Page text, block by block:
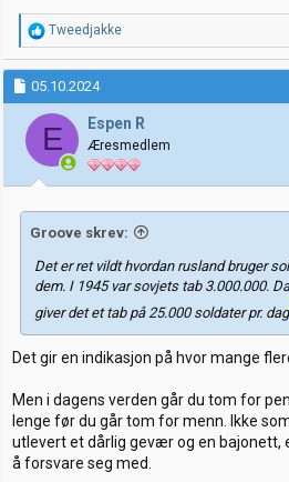
R
e
a
k
j
o
n
e
r
Tweedjakke
05.10.2024
E Espen R
Æresmedlem
Groove skrev:
Det er ret vildt hvordan rusland bruger
dem. I 1945 var sovjets tab 3.000.000.
giver det et tab på 25.000 soldater pr. dag
Det gir en indikasjon på hvor mange
Men i dagens verden går du tom for
lenge før du går tom for menn. Ikke
utlevert et dårlig gevær og en bajonett,
å forsvare seg med.